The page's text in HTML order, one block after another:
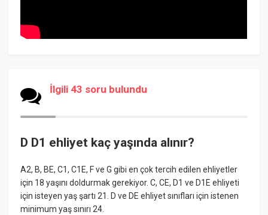
İlgili 43 soru bulundu
D D1 ehliyet kaç yaşında alınır?
A2, B, BE, C1, C1E, F ve G gibi en çok tercih edilen ehliyetler
için 18 yaşını doldurmak gerekiyor. C, CE, D1 ve D1E ehliyeti
için isteyen yaş şartı 21. D ve DE ehliyet sınıfları için istenen
minimum yaş sınırı 24.